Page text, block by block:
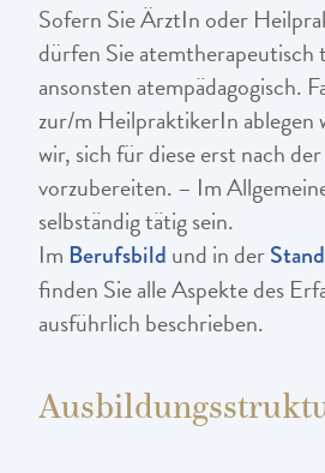
Sofern Sie ÄrztIn oder
dürfen Sie atemtherapeutisch
ansonsten atempädagogisch.
zur/m HeilpraktikerIn ablegen
wir, sich für diese erst nach
vorzubereiten. – Im
selbständig tätig sein.
Im Berufsbild und in der
finden Sie alle Aspekte des
ausführlich beschrieben.